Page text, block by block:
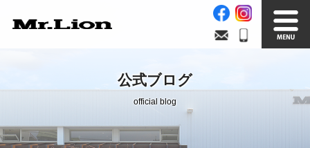
在庫車情報 買取無料査定
Factory
公式ブログ
official blog